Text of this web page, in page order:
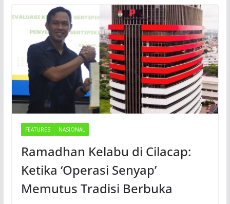
FEATURES NASIONAL
Ramadhan Kelabu di Cilacap:
Ketika ‘Operasi Senyap’
Memutus Tradisi Berbuka